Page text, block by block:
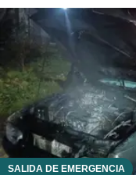
SALIDA DE EMERGENCIA